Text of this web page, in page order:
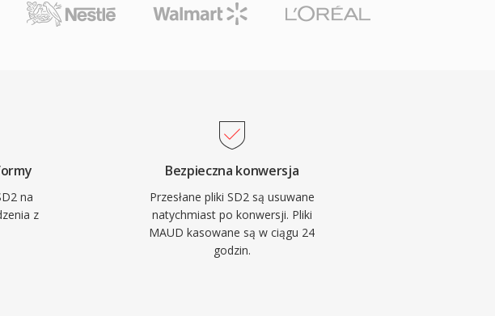
na
z
Bezpieczna konwersja
Przesłane pliki SD2 są usuwane
natychmiast po konwersji. Pliki
MAUD kasowane są w ciągu 24
godzin.